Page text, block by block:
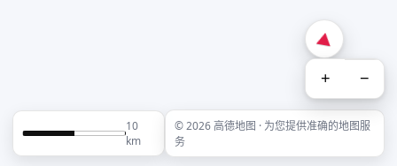
+ −
10
km
© 2026 高德地图 · 为您提供准确的地图服
务